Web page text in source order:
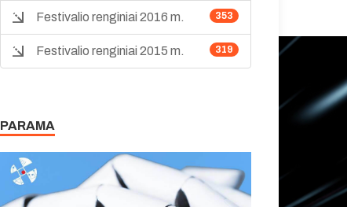
353
Festivalio renginiai 2016 m.
319
Festivalio renginiai 2015 m.
PARAMA